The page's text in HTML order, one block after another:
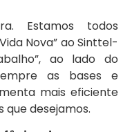
Estamos todos
Nova” ao Sinttel-
ao lado do
as bases e
mais eficiente
desejamos.